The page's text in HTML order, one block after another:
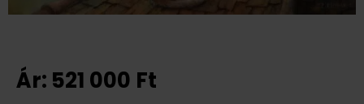
Ár: 521 000 Ft